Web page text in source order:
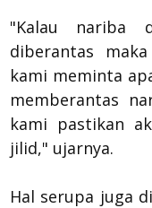
"Kalau nariba
diberantas
kami meminta
memberantas
kami pastikan
jilid," ujarnya.
Hal serupa juga